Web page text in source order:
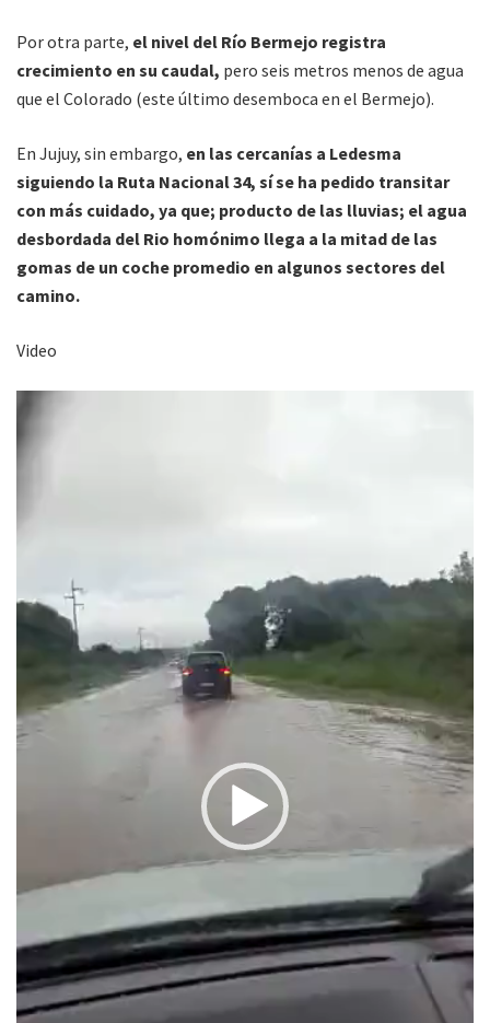
Por otra parte, el nivel del Río Bermejo registra
crecimiento en su caudal, pero seis metros menos de agua
que el Colorado (este último desemboca en el Bermejo).
En Jujuy, sin embargo, en las cercanías a Ledesma
siguiendo la Ruta Nacional 34, sí se ha pedido transitar
con más cuidado, ya que; producto de las lluvias; el agua
desbordada del Rio homónimo llega a la mitad de las
gomas de un coche promedio en algunos sectores del
camino.
Video